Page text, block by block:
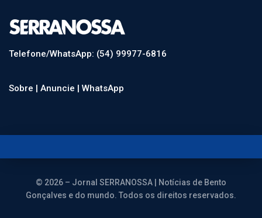
Telefone/WhatsApp: (54) 99977-6816
Sobre | Anuncie | WhatsApp
© 2026 – Jornal SERRANOSSA | Notícias de Bento
Gonçalves e do mundo. Todos os direitos reservados.